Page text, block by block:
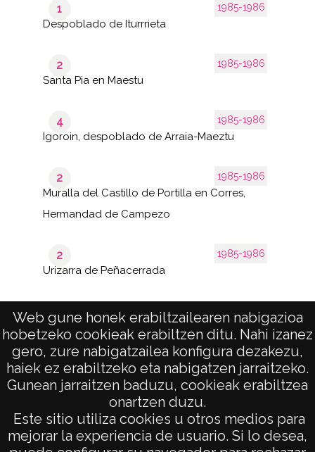
Web gune honek erabiltzailearen nabigazioa
hobetzeko cookieak erabiltzen ditu. Nahi izanez
gero, zure nabigatzailea konfigura dezakezu,
haiek ez erabiltzeko eta nabigatzen jarraitzeko.
Gunean jarraitzen baduzu, cookieak erabiltzea
onartzen duzu.
Este sitio utiliza cookies u otros medios para
mejorar la experiencia de usuario. Si lo desea,
1985-1986
1
Despoblado de Iturrrieta
1985-1986
2
Santa Pia en Maestu
1985-1986
4
Igoroin, despoblado de Arraia-Maeztu
1985-1986
2
Muralla del Castillo de Portilla en Corres,
Hermandad de Campezo
1985-1986
2
Urizarra de Peñacerrada
de 2
páginas
1–40
de 61
results
AVISO LEGAL
POLÍTICA DE PRIVACIDAD